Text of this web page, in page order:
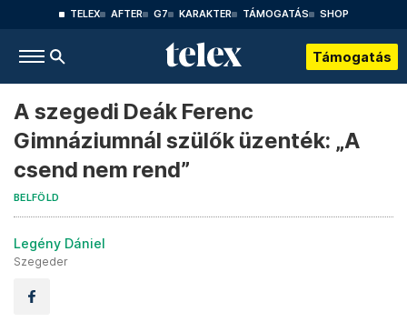
TELEX AFTER G7 KARAKTER TÁMOGATÁS SHOP
Támogatás
A szegedi Deák Ferenc
Gimnáziumnál szülők üzenték: „A
csend nem rend”
BELFÖLD
Legény Dániel
Szegeder